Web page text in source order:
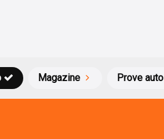
Magazine Prove auto